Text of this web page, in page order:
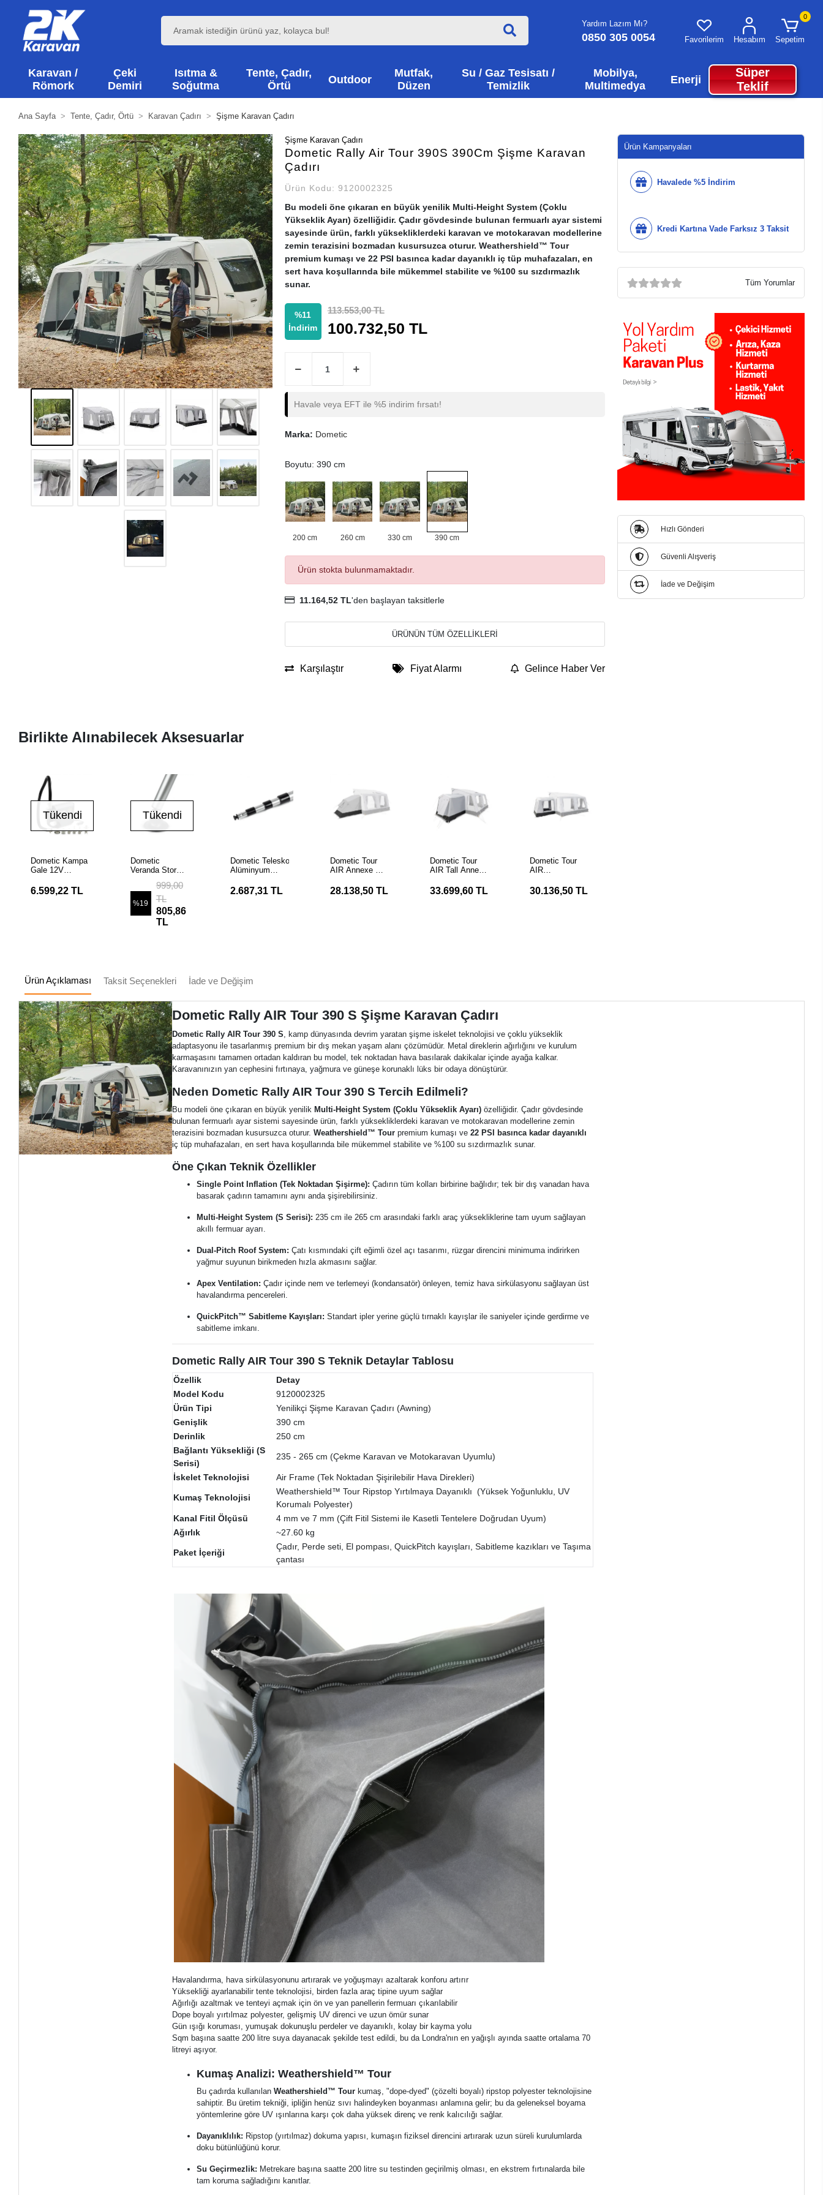
Yardım Lazım Mı?
0850 305 0054 Favorilerim Hesabım
0
Sepetim
Karavan /
Römork
Çeki
Demiri
Isıtma &
Soğutma
Tente, Çadır,
Örtü
Outdoor
Mutfak,
Düzen
Su / Gaz Tesisatı /
Temizlik
Mobilya,
Multimedya
Enerji
Süper
Teklif
Ana Sayfa Tente, Çadır, Örtü Karavan Çadırı Şişme Karavan Çadırı
Şişme Karavan Çadırı
Dometic Rally Air Tour 390S 390Cm Şişme Karavan
Çadırı
Ürün Kodu: 9120002325
Bu modeli öne çıkaran en büyük yenilik Multi-Height System (Çoklu
Yükseklik Ayarı) özelliğidir. Çadır gövdesinde bulunan fermuarlı ayar sistemi
sayesinde ürün, farklı yüksekliklerdeki karavan ve motokaravan modellerine
zemin terazisini bozmadan kusursuzca oturur. Weathershield™ Tour
premium kumaşı ve 22 PSI basınca kadar dayanıklı iç tüp muhafazaları, en
sert hava koşullarında bile mükemmel stabilite ve %100 su sızdırmazlık
sunar.
%11
İndirim
113.553,00 TL
100.732,50 TL
Havale veya EFT ile %5 indirim fırsatı!
Marka: Dometic
Boyutu: 390 cm
200 cm 260 cm 330 cm 390 cm
Ürün stokta bulunmamaktadır.
11.164,52 TL'den başlayan taksitlerle
ÜRÜNÜN TÜM ÖZELLİKLERİ
Karşılaştır Fiyat Alarmı Gelince Haber Ver
Ürün Kampanyaları
Havalede %5 İndirim
Kredi Kartına Vade Farksız 3 Taksit
Tüm Yorumlar
Hızlı Gönderi
Güvenli Alışveriş
İade ve Değişim
Birlikte Alınabilecek Aksesuarlar
Yok
Tükendi
Dometic Kampa
Gale 12V
PSI Elektrikli
Pompa
6.599,22 TL
Yok
Tükendi
Dometic
Veranda Storm
%19
999,00
TL
805,86
TL
EKLE
Dometic Teleskopik
Alüminyum
Çadır Fırtına
2.687,31 TL
EKLE
Dometic Tour
AIR Annexe Ek
28.138,50 TL
EKLE
Dometic Tour
AIR Tall Annexe
Ek Oda Modülü
33.699,60 TL
EKLE
Dometic Tour
AIR
Şişme
Panoramik Ek
30.136,50 TL
Ürün Açıklaması Taksit Seçenekleri İade ve Değişim
Dometic Rally AIR Tour 390 S Şişme Karavan Çadırı
Dometic Rally AIR Tour 390 S , kamp dünyasında devrim yaratan şişme iskelet teknolojisi ve çoklu yükseklik
adaptasyonu ile tasarlanmış premium bir dış mekan yaşam alanı çözümüdür. Metal direklerin ağırlığını ve kurulum
karmaşasını tamamen ortadan kaldıran bu model, tek noktadan hava basılarak dakikalar içinde ayağa kalkar.
Karavanınızın yan cephesini fırtınaya, yağmura ve güneşe korunaklı lüks bir odaya dönüştürür.
Neden Dometic Rally AIR Tour 390 S Tercih Edilmeli?
Bu modeli öne çıkaran en büyük yenilik Multi-Height System (Çoklu Yükseklik Ayarı) özelliğidir. Çadır gövdesinde
bulunan fermuarlı ayar sistemi sayesinde ürün, farklı yüksekliklerdeki karavan ve motokaravan modellerine zemin
terazisini bozmadan kusursuzca oturur.Weathershield™ Tour premium kumaşı ve22 PSI basınca kadar dayanıklı
iç tüp muhafazaları, en sert hava koşullarında bile mükemmel stabilite ve %100 su sızdırmazlık sunar.
Öne Çıkan Teknik Özellikler
Single Point Inflation (Tek Noktadan Şişirme): Çadırın tüm kolları birbirine bağlıdır; tek bir dış vanadan hava
basarak çadırın tamamını aynı anda şişirebilirsiniz.
Multi-Height System (S Serisi): 235 cm ile 265 cm arasındaki farklı araç yüksekliklerine tam uyum sağlayan
akıllı fermuar ayarı.
Dual-Pitch Roof System: Çatı kısmındaki çift eğimli özel açı tasarımı, rüzgar direncini minimuma indirirken
yağmur suyunun birikmeden hızla akmasını sağlar.
Apex Ventilation: Çadır içinde nem ve terlemeyi (kondansatör) önleyen, temiz hava sirkülasyonu sağlayan üst
havalandırma pencereleri.
QuickPitch™ Sabitleme Kayışları: Standart ipler yerine güçlü tırnaklı kayışlar ile saniyeler içinde gerdirme ve
sabitleme imkanı.
Dometic Rally AIR Tour 390 S Teknik Detaylar Tablosu
Özellik
Detay
Model Kodu
9120002325
Ürün Tipi
Yenilikçi Şişme Karavan Çadırı (Awning)
Genişlik
390 cm
Derinlik
250 cm
Bağlantı Yüksekliği (S
Serisi)
235 - 265 cm (Çekme Karavan ve Motokaravan Uyumlu)
İskelet Teknolojisi Air Frame (Tek Noktadan Şişirilebilir Hava Direkleri)
Kumaş Teknolojisi
Weathershield™ Tour Ripstop Yırtılmaya Dayanıklı (Yüksek Yoğunluklu, UV
Korumalı Polyester)
Kanal Fitil Ölçüsü
4 mm ve 7 mm (Çift Fitil Sistemi ile Kasetli Tentelere Doğrudan Uyum)
Ağırlık
~27.60 kg
Paket İçeriği
Çadır, Perde seti, El pompası, QuickPitch kayışları, Sabitleme kazıkları ve Taşıma
çantası
Havalandırma, hava sirkülasyonunu artırarak ve yoğuşmayı azaltarak konforu artırır
Yüksekliği ayarlanabilir tente teknolojisi, birden fazla araç tipine uyum sağlar
Ağırlığı azaltmak ve tenteyi açmak için ön ve yan panellerin fermuarı çıkarılabilir
Dope boyalı yırtılmaz polyester, gelişmiş UV direnci ve uzun ömür sunar
Gün ışığı koruması, yumuşak dokunuşlu perdeler ve dayanıklı, kolay bir kayma yolu
Sqm başına saatte 200 litre suya dayanacak şekilde test edildi, bu da Londra'nın en yağışlı ayında saatte ortalama 70
litreyi aşıyor.
Kumaş Analizi: Weathershield™ Tour
Bu çadırda kullanılanWeathershield™ Tour kumaş, "dope-dyed" (çözelti boyalı) ripstop polyester teknolojisine
sahiptir. Bu üretim tekniği, ipliğin henüz sıvı halindeyken boyanması anlamına gelir; bu da geleneksel boyama
yöntemlerine göre UV ışınlarına karşı çok daha yüksek direnç ve renk kalıcılığı sağlar.
Dayanıklılık: Ripstop (yırtılmaz) dokuma yapısı, kumaşın fiziksel direncini artırarak uzun süreli kurulumlarda
doku bütünlüğünü korur.
Su Geçirmezlik: Metrekare başına saatte 200 litre su testinden geçirilmiş olması, en ekstrem fırtınalarda bile
tam koruma sağladığını kanıtlar.